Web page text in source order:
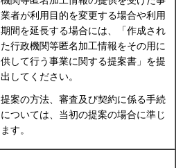
業者が利用目的を変更する場合や利用
期間を延長する場合には、「作成され
た行政機関等匿名加工情報をその用に
供して行う事業に関する提案書」を提
出してください。
提案の方法、審査及び契約に係る手続
については、当初の提案の場合に準じ
ます。